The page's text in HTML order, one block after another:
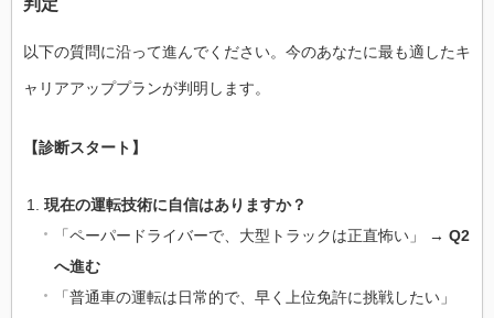
以下の質問に沿って進んでください。今のあなたに最も適したキ
ャリアアッププランが判明します。
【診断スタート】
現在の運転技術に自信はありますか？
「ペーパードライバーで、大型トラックは正直怖い」 → Q2
へ進む
「普通車の運転は日常的で、早く上位免許に挑戦したい」